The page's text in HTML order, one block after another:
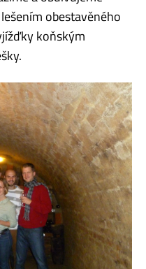
obestavěného
koňským